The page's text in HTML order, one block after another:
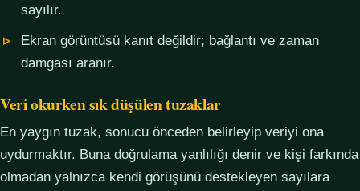
sayılır.
Ekran görüntüsü kanıt değildir; bağlantı ve zaman
damgası aranır.
Veri okurken sık düşülen tuzaklar
En yaygın tuzak, sonucu önceden belirleyip veriyi ona
uydurmaktır. Buna doğrulama yanlılığı denir ve kişi farkında
olmadan yalnızca kendi görüşünü destekleyen sayılara